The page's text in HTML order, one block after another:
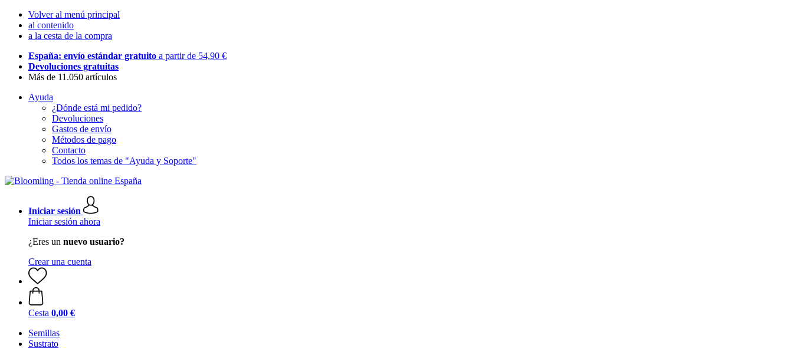
Volver al menú principal
al contenido
a la cesta de la compra
España: envío estándar gratuito a partir de 54,90 €
Devoluciones gratuitas
Más de 11.050 artículos
Ayuda
¿Dónde está mi pedido?
Devoluciones
Gastos de envío
Métodos de pago
Contacto
Todos los temas de "Ayuda y Soporte"
Iniciar sesión
Iniciar sesión ahora
¿Eres un nuevo usuario?
Crear una cuenta
Cesta 0,00 €
Semillas
Sustrato